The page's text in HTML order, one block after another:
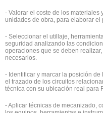
- Valorar el coste de los
unidades de obra, para elaborar
- Seleccionar el utillaje,
seguridad analizando las
operaciones que se deben
necesarios.
- Identificar y marcar la posición
el trazado de los circuitos
técnica con su ubicación real para
- Aplicar técnicas de mecanizado,